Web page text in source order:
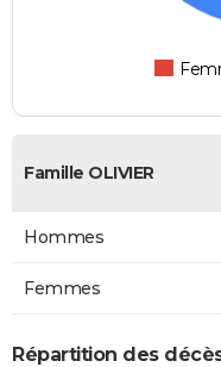
Famille OLIVIER
Hommes
Femmes
Répartition des